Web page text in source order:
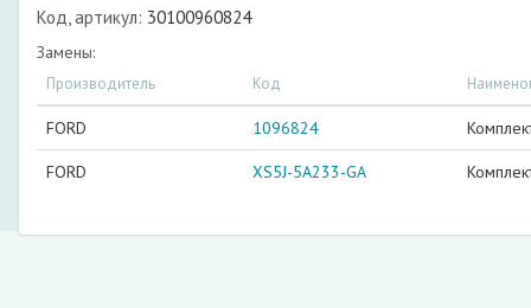
Код, артикул: 30100960824
Замены:
Производитель Код
FORD 1096824
FORD XS5J-5A233-GA